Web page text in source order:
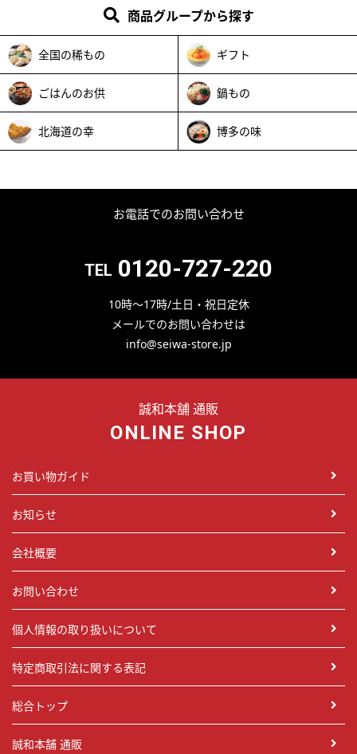
商品グループから探す
全国の稀もの ギフト
ごはんのお供 鍋もの
北海道の幸 博多の味
お電話でのお問い合わせ
TEL 0120-727-220
10時～17時/土日・祝日定休
メールでのお問い合わせは
info@seiwa-store.jp
誠和本舗 通販
ONLINE SHOP
お買い物ガイド
お知らせ
会社概要
お問い合わせ
個人情報の取り扱いについて
特定商取引法に関する表記
総合トップ
誠和本舗 通販